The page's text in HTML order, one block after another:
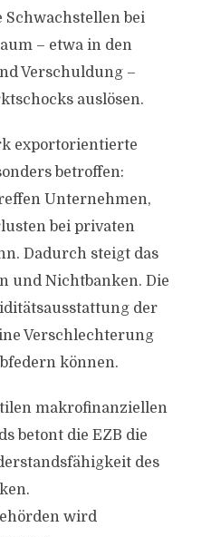
bei
– etwa in den
Verschuldung –
auslösen.
exportorientierte
betroffen:
Unternehmen,
bei privaten
Dadurch steigt das
und Nichtbanken. Die
der
Verschlechterung
können.
makrofinanziellen
betont die EZB die
des
wird